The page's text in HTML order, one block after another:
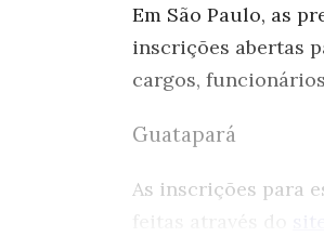
Em São Paulo, as
inscrições abertas
cargos,
Guatapará
As inscrições para